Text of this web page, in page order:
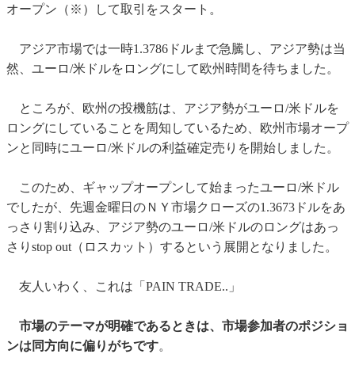
オープン（※）して取引をスタート。
アジア市場では一時1.3786ドルまで急騰し、アジア勢は当
然、ユーロ/米ドルをロングにして欧州時間を待ちました。
ところが、欧州の投機筋は、アジア勢がユーロ/米ドルを
ロングにしていることを周知しているため、欧州市場オープ
ンと同時にユーロ/米ドルの利益確定売りを開始しました。
このため、ギャップオープンして始まったユーロ/米ドル
でしたが、先週金曜日のＮＹ市場クローズの1.3673ドルをあ
っさり割り込み、アジア勢のユーロ/米ドルのロングはあっ
さりstop out（ロスカット）するという展開となりました。
友人いわく、これは「PAIN TRADE..」
市場のテーマが明確であるときは、市場参加者のポジショ
ンは同方向に偏りがちです。